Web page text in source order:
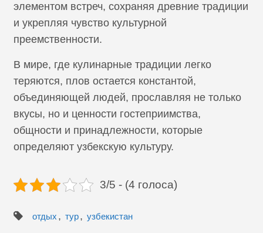
элементом встреч, сохраняя древние традиции
и укрепляя чувство культурной
преемственности.
В мире, где кулинарные традиции легко
теряются, плов остается константой,
объединяющей людей, прославляя не только
вкусы, но и ценности гостеприимства,
общности и принадлежности, которые
определяют узбекскую культуру.
3/5 - (4 голоса)
отдых , тур, узбекистан